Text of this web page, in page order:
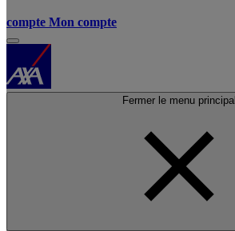
compte Mon compte
Fermer le menu principal